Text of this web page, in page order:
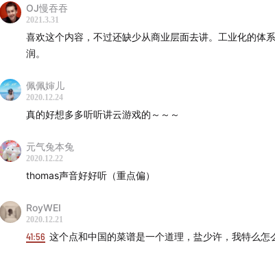
化的形态之后，往往难以设计出运动和游戏之类的矫正
化抗衡的力量。这些社会陷人迂腐的泥潭。没有艺术的
术的人，往往像毫无意识的自动机器。
—— 麦克卢汉《理解媒介》
工业化追求确定性，是否伤害创意上的不确定性？
与对整体游戏whole picture的设计，generalist与
34:29 > 工业化带来的更好的技术选型以及工具能够更高
工业化的复用重复与个人追求的矛盾点
38:18
例如TA（Technical Artist）3. 工业化只对中大型公司
意或与巨头的合作可能
OJ慢吞吞
2021.3.31
喜欢这个内容，不过还缺少从商业层面去讲。工业化的体
润。
佩佩婶儿
2020.12.24
真的好想多多听听讲云游戏的～～～
元气兔本兔
2020.12.22
thomas声音好好听（重点偏）
RoyWEI
2020.12.21
41:56 这个点和中国的菜谱是一个道理，盐少许，我特么怎